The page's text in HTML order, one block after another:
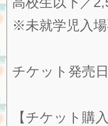
※未就学児入
チケット発売
【チケット購